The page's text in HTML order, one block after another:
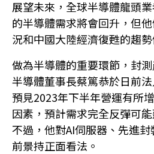
展望未來，全球半導體龍頭
的半導體需求將會回升，但
況和中國大陸經濟復甦的趨
做為半導體的重要環節，封
半導體董事長蔡篤恭於日前
預見2023年下半年營運有所
因素，預計需求完全反彈可
不過，他對AI伺服器、先進
前景持正面看法。